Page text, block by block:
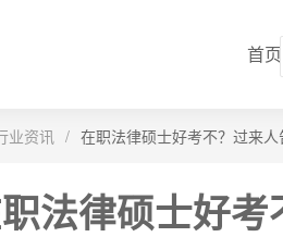
首页
业资讯 / 在职法律硕士好考不？过来
法律硕士好